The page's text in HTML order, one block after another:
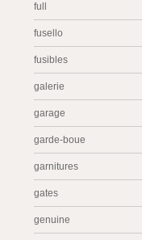
full
fusello
fusibles
galerie
garage
garde-boue
garnitures
gates
genuine